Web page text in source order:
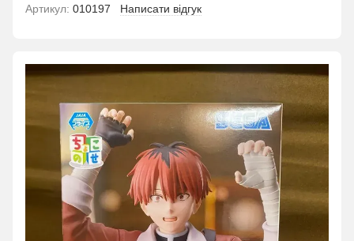
Артикул: 010197 Написати відгук